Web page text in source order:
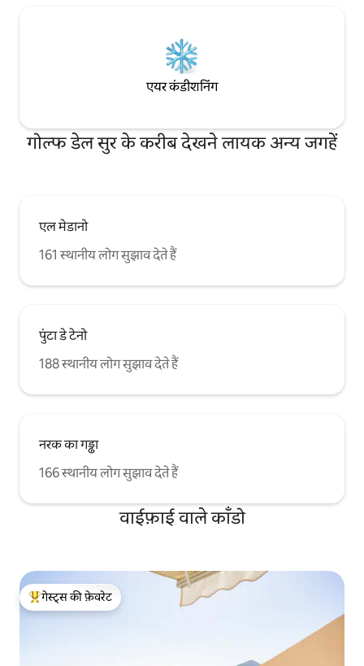
एयर कंडीशनिंग
गोल्फ डेल सुर के करीब देखने लायक अन्य जगहें
एल मेडानो
161 स्थानीय लोग सुझाव देते हैं
पुंटा डे टेनो
188 स्थानीय लोग सुझाव देते हैं
नरक का गड्ढा
166 स्थानीय लोग सुझाव देते हैं
वाईफ़ाई वाले काँडो
गेस्ट्स का टॉप फ़ेवरेट
गेस्ट्स की फ़ेवरेट